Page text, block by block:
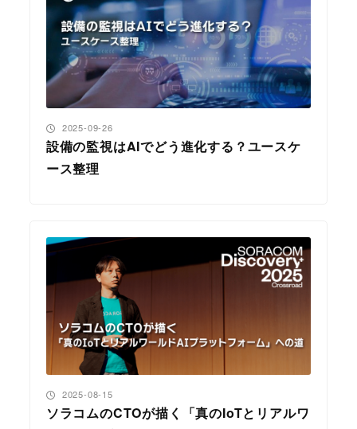
設備の監視はAIでどう進化する？ユースケ
ース整理
投稿日
2025-09-26
ソラコムのCTOが描く「真のIoTとリアルワ
投稿日
2025-08-15